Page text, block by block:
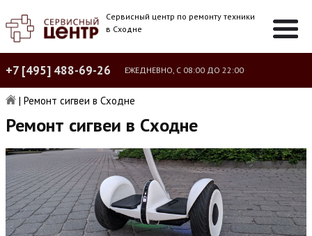
Сервисный центр по ремонту техники
в Сходне
+7 [495] 488-69-26 ЕЖЕДНЕВНО, С 08:00 ДО 22:00
| Ремонт сигвеи в Сходне
Ремонт сигвеи в Сходне